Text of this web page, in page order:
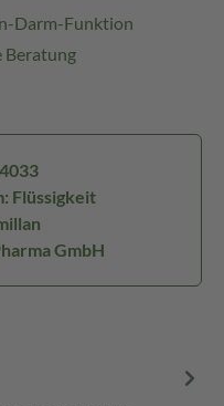
Darm-Funktion
Beratung
Flüssigkeit
GmbH